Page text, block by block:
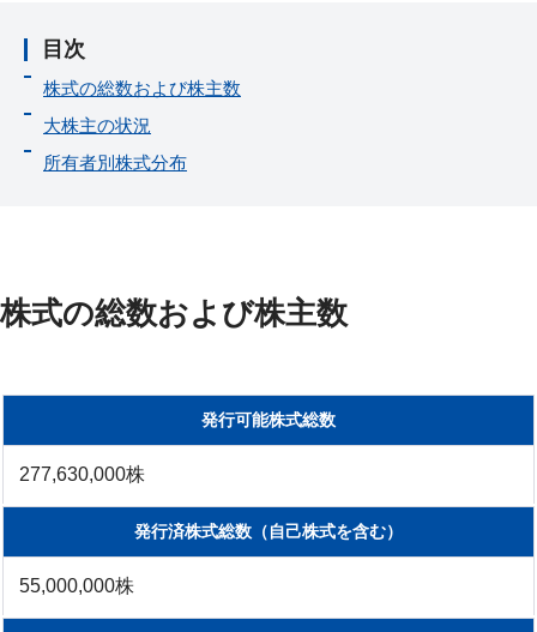
目次
株式の総数および株主数
大株主の状況
所有者別株式分布
株式の総数および株主数
発行可能株式総数
277,630,000株
発行済株式総数（自己株式を含む）
55,000,000株